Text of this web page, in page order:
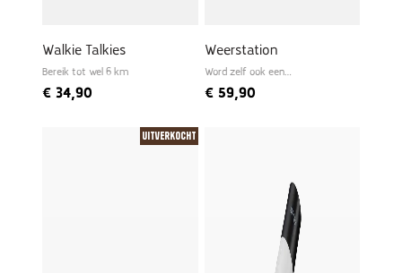
Walkie Talkies
Bereik tot wel 6 km
€ 34,90
Weerstation
Word zelf ook een
€59,90
Uitverkocht